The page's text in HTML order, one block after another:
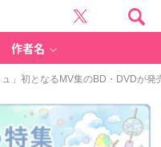
作者名
」初となるMV集のBD・DVDが